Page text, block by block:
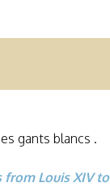
gants blancs .
from Louis XIV